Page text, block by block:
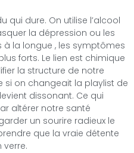
qui dure. On utilise l’alcool
la dépression ou les
la longue , les symptômes
forts. Le lien est chimique
la structure de notre
si on changeait la playlist de
dissonant. Ce qui
altérer notre santé
un sourire radieux le
que la vraie détente
verre.